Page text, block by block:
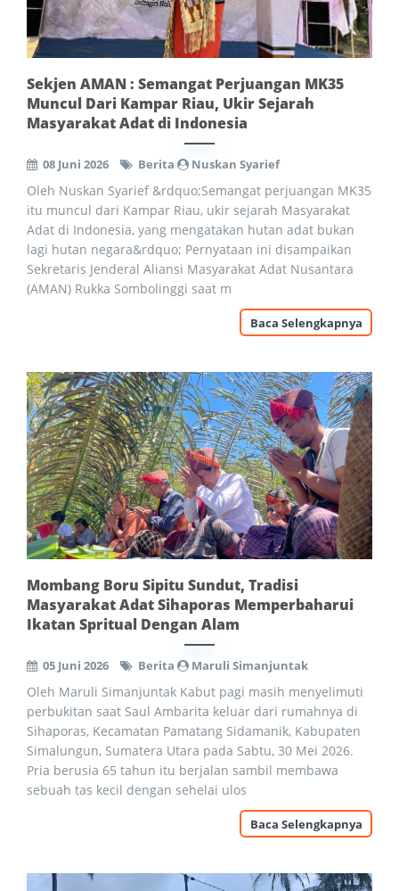
Sekjen AMAN : Semangat Perjuangan MK35
Muncul Dari Kampar Riau, Ukir Sejarah
Masyarakat Adat di Indonesia
08 Juni 2026 Berita Nuskan Syarief
Oleh Nuskan Syarief &rdquo;Semangat perjuangan MK35
itu muncul dari Kampar Riau, ukir sejarah Masyarakat
Adat di Indonesia, yang mengatakan hutan adat bukan
lagi hutan negara&rdquo; Pernyataan ini disampaikan
Sekretaris Jenderal Aliansi Masyarakat Adat Nusantara
(AMAN) Rukka Sombolinggi saat m
Baca Selengkapnya
Mombang Boru Sipitu Sundut, Tradisi
Masyarakat Adat Sihaporas Memperbaharui
Ikatan Spritual Dengan Alam
05 Juni 2026 Berita Maruli Simanjuntak
Oleh Maruli Simanjuntak Kabut pagi masih menyelimuti
perbukitan saat Saul Ambarita keluar dari rumahnya di
Sihaporas, Kecamatan Pamatang Sidamanik, Kabupaten
Simalungun, Sumatera Utara pada Sabtu, 30 Mei 2026.
Pria berusia 65 tahun itu berjalan sambil membawa
sebuah tas kecil dengan sehelai ulos
Baca Selengkapnya